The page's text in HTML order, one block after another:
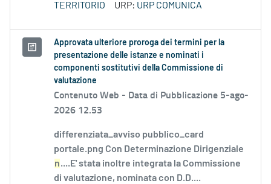
TERRITORIO
URP: URP COMUNICA
Approvata ulteriore proroga dei termini per la
presentazione delle istanze e nominati i
componenti sostitutivi della Commissione di
valutazione
Contenuto Web - Data di Pubblicazione 5-ago-
2026 12.53
differenziata_avviso pubblico_card
portale.png Con Determinazione Dirigenziale
n....E' stata inoltre integrata la Commissione
di valutazione, nominata con D.D....